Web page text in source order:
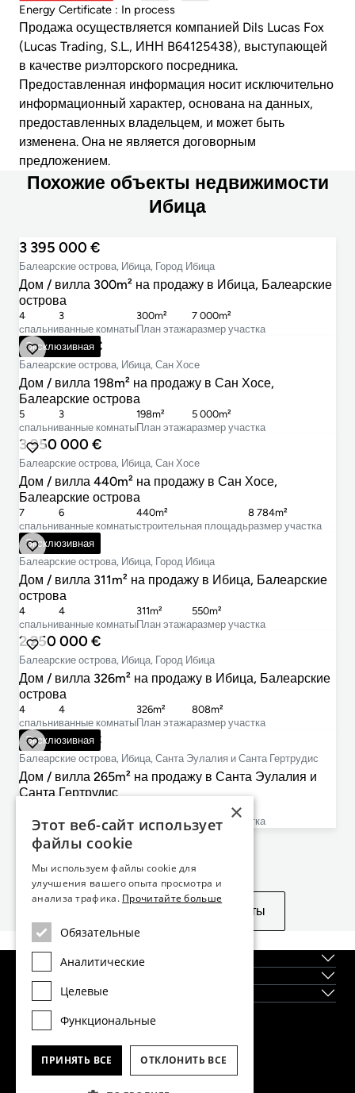
Energy Certificate : In process
Продажа осуществляется компанией Dils Lucas Fox
(Lucas Trading, S.L., ИНН B64125438), выступающей
в качестве риэлторского посредника.
Предоставленная информация носит исключительно
информационный характер, основана на данных,
предоставленных владельцем, и может быть
изменена. Она не является договорным
предложением.
Похожие объекты недвижимости
Ибица
3 395 000 €
Балеарские острова, Ибица, Город Ибица
Дом / вилла 300m² на продажу в Ибица, Балеарские
острова
cпальни
4
ванные комнаты
3
План этажа
300m²
размер участка
7 000m²
Эксклюзивная
2 500 000 €
Балеарские острова, Ибица, Сан Хосе
Дом / вилла 198m² на продажу в Сан Хосе,
Балеарские острова
cпальни
5
ванные комнаты
3
План этажа
198m²
размер участка
5 000m²
3 950 000 €
Балеарские острова, Ибица, Сан Хосе
Дом / вилла 440m² на продажу в Сан Хосе,
Балеарские острова
cпальни
7
ванные комнаты
6
строительная площадь
440m²
размер участка
8 784m²
Эксклюзивная
2 995 000 €
Балеарские острова, Ибица, Город Ибица
Дом / вилла 311m² на продажу в Ибица, Балеарские
острова
cпальни
4
ванные комнаты
4
План этажа
311m²
размер участка
550m²
2 250 000 €
Балеарские острова, Ибица, Город Ибица
Дом / вилла 326m² на продажу в Ибица, Балеарские
острова
cпальни
4
ванные комнаты
4
План этажа
326m²
размер участка
808m²
Эксклюзивная
2 950 000 €
Балеарские острова, Ибица, Санта Эулалия и Санта Гертрудис
Дом / вилла 265m² на продажу в Санта Эулалия и
Санта Гертрудис
cпальниванные комнаты План этажа размер участка
Не нашли то, что искали?
Посмотреть похожие объекты
Регионы
Новостройки
×
Этот веб-сайт использует
файлы cookie
Мы используем файлы cookie для
улучшения вашего опыта просмотра и
анализа трафика. Прочитайте больше
Обязательные
Аналитические
Целевые
Функциональные
ПРИНЯТЬ ВСЕ ОТКЛОНИТЬ ВСЕ